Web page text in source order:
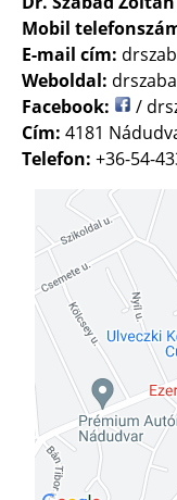
Mobil
E-mail cím:
Weboldal:
Facebook:
/
Cím: 4181
Telefon: +36-54-